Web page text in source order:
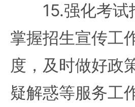
15.强化考试
掌握招生宣传工
度，及时做好政
疑解惑等服务工